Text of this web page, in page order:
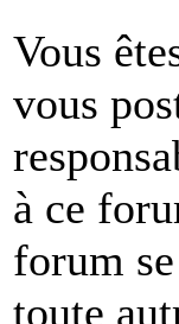
Vous
vous
à ce
forum
toute